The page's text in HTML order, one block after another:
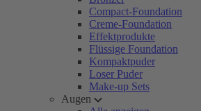
Compact-Foundation
Creme-Foundation
Effektprodukte
Flüssige Foundation
Kompaktpuder
Loser Puder
Make-up Sets
Augen